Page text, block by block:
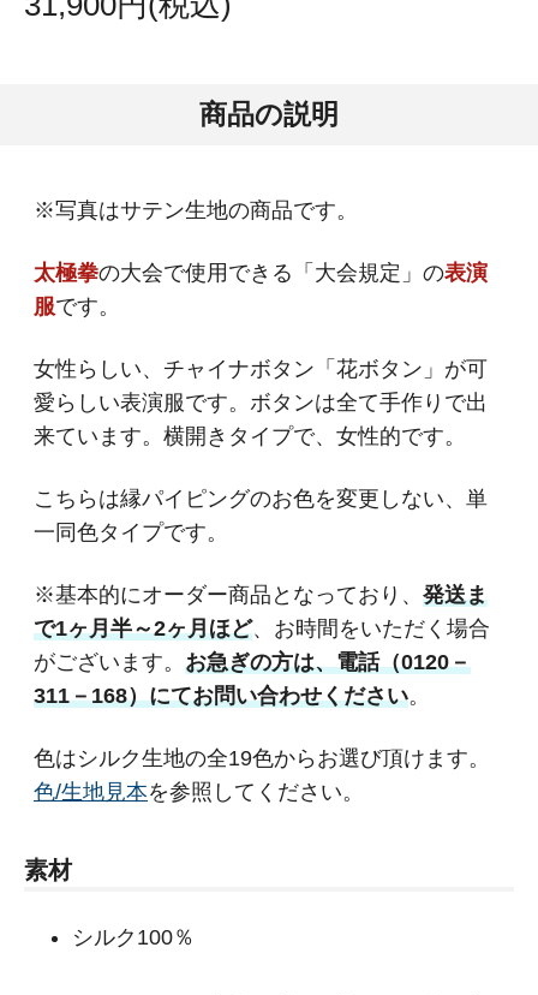
商品の説明
※写真はサテン生地の商品です。
太極拳の大会で使用できる「大会規定」の表演
服です。
女性らしい、チャイナボタン「花ボタン」が可
愛らしい表演服です。ボタンは全て手作りで出
来ています。横開きタイプで、女性的です。
こちらは縁パイピングのお色を変更しない、単
一同色タイプです。
※基本的にオーダー商品となっており、 発送ま
で1ヶ月半～2ヶ月ほど、お時間をいただく場合
がございます。 お急ぎの方は、電話（0120－
311－168）にてお問い合わせください。
色はシルク生地の全19色からお選び頂けます。
色/生地見本を参照してください。
素材
シルク100％